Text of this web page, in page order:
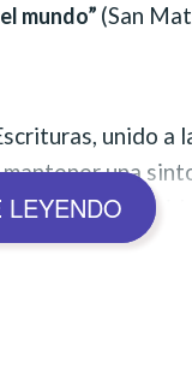
mundo” (San
unido a
una
revela el
LEYENDO